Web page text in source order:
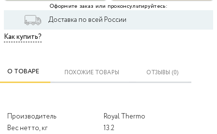
Оформите заказ или проконсультируйтесь:
Доставка по всей России
Как купить?
О ТОВАРЕ ПОХОЖИЕ ТОВАРЫ ОТЗЫВЫ (0)
Производитель
Royal Thermo
Вес нетто, кг
13.2